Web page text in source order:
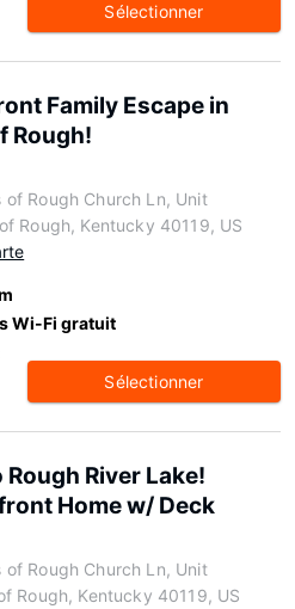
Sélectionner
Family Escape in
Rough!
of Rough Church Ln, Unit
Rough, Kentucky 40119, US
Wi-Fi gratuit
Sélectionner
Rough River Lake!
Home w/ Deck
of Rough Church Ln, Unit
Rough, Kentucky 40119, US